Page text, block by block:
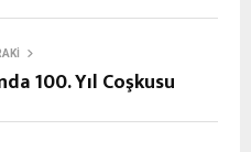
100. Yıl Coşkusu